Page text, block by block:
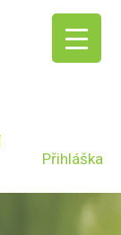
Přihláška